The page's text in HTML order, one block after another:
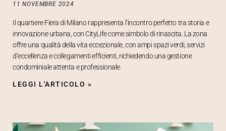
11 NOVEMBRE 2024
Il quartiere Fiera di Milano rappresenta l’incontro perfetto tra storia e
innovazione urbana, con CityLife come simbolo di rinascita. La zona
offre una qualità della vita eccezionale, con ampi spazi verdi, servizi
d’eccellenza e collegamenti efficienti, richiedendo una gestione
condominiale attenta e professionale.
LEGGI L'ARTICOLO »